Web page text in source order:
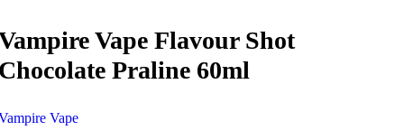
Vape Flavour Shot
Praline 60ml
Vape